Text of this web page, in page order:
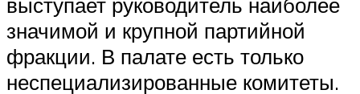
выступает руководитель наиболее
значимой и крупной партийной
фракции. В палате есть только
неспециализированные комитеты.